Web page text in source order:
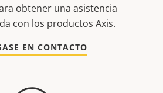
obtener una asistencia
con los productos Axis.
EN CONTACTO